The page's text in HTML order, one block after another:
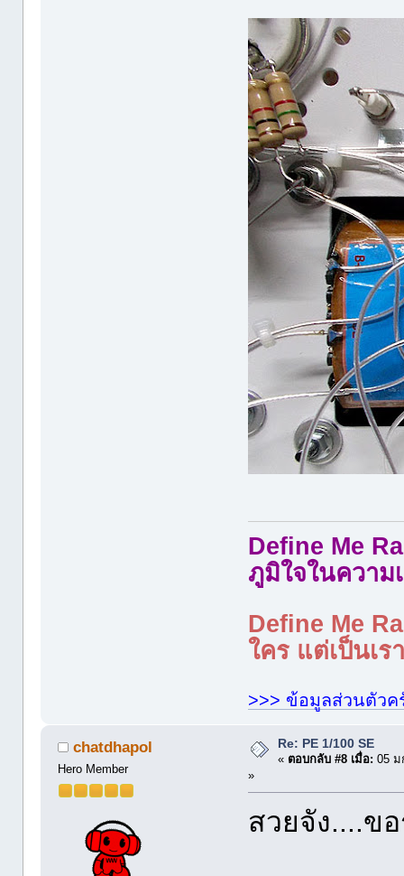
Define Me
ภูมิใจในความ
Define Me
ใคร แต่เป็นเ
>>> ข้อมูลส่วนตัวค
chatdhapol
Hero Member
Re: PE 1/100 SE
« ตอบกลับ #8 เมื่อ: 05 ม
»
สวยจัง....ข